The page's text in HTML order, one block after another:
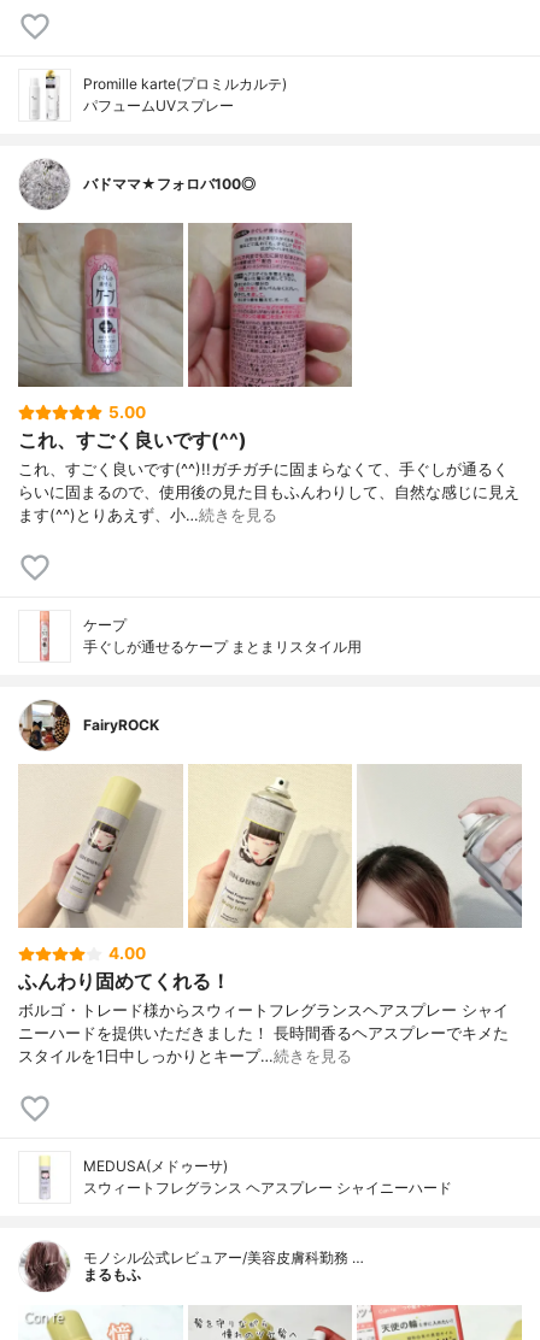
Promille karte(プロミルカルテ)
パフュームUVスプレー
バドママ★フォロバ100◎
5.00
これ、すごく良いです(^^)
これ、すごく良いです(^^)!!ガチガチに固まらなくて、手ぐしが通るく
らいに固まるので、使用後の見た目もふんわりして、自然な感じに見え
ます(^^)とりあえず、小…続きを見る
ケープ
手ぐしが通せるケープ まとまリスタイル用
FairyROCK
4.00
ふんわり固めてくれる！
ボルゴ・トレード様からスウィートフレグランスヘアスプレー シャイ
ニーハードを提供いただきました！ 長時間香るヘアスプレーでキメた
スタイルを1日中しっかりとキープ…続きを見る
MEDUSA(メドゥーサ)
スウィートフレグランス ヘアスプレー シャイニーハード
モノシル公式レビュアー/美容皮膚科勤務 …
まるもふ